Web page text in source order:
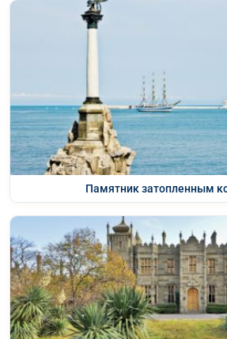
Памятник затопленным